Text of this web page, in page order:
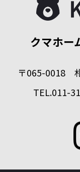
クマホー
〒065-0018
TEL.011-